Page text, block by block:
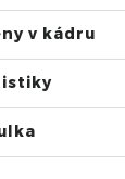
v kádru